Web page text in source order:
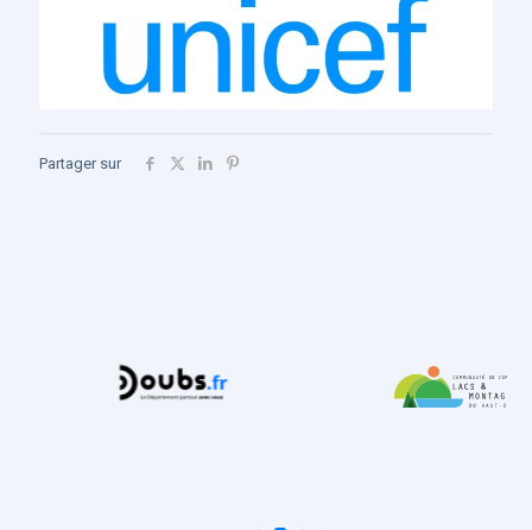
Partager sur